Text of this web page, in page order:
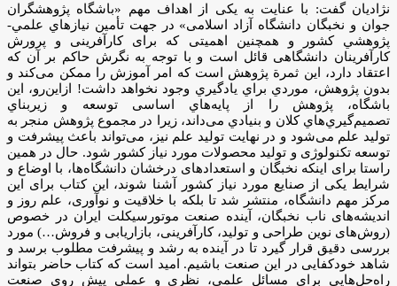
نژادیان گفت: با عنایت به یکی از اهداف مهم «باشگاه پژوهشگران
جوان و نخبگان دانشگاه آزاد اسلامی» در جهت تأمين نيازهاي علمي-
پژوهشي كشور و همچنین اهمیتی که برای کارآفرینی و پرورش
کارآفرینان دانشگاهی قائل است و با توجه به نگرش حاکم بر آن که
اعتقاد دارد، این ثمرة پژوهش است كه امر آموزش را ممكن می‌كند و
بدون پژوهش، موردي براي یادگیري وجود نخواهد داشت! ازاین‌رو، این
باشگاه، پژوهش را از پایه‌هاي اساسی توسعه و زیربناي
تصمیم‌گیري‌هاي كلان و بنیادي می‌داند، زیرا در مجموع پژوهش منجر به
تولید علم می‌شود و در نهایت تولید علم نیز، می‌تواند باعث پیشرفت و
توسعه تکنولوژی و تولید محصولات مورد نیاز کشور شود. حال در همین
راستا برای اینکه نخبگان و استعدادهای درخشان دانشگاه‌ها، با اوضاع و
شرایط یکی از صنایع مورد نیاز کشور آشنا شوند، این کتاب برای این
مرکز مهم دانشگاه، منتشر شد تا بلکه با خلاقیت و نوآوری، علم روز و
اندیشه‌های ناب نخبگان، آینده صنعت موتورسیکلت ایران در خصوص
(روش‌های نوین طراحی و تولید، کارآفرینی، بازاریابی و فروش…) مورد
بررسی دقیق قرار گیرد تا در آینده به رشد و پیشرفت مطلوب برسد و
شاهد خودکفایی در این صنعت باشیم. امید است که کتاب حاضر بتواند
راه‌حل‌هایی برای مسائل علمی، نظری و عملی پیش روی صنعت